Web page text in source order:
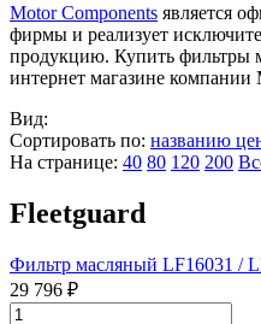
Motor Components является
фирмы и реализует
продукцию. Купить фильтры
интернет магазине компании
Вид:
Сортировать по: названию
На странице: 40 80 120 200
Fleetguard
Фильтр масляный LF16031 /
29 796 ₽